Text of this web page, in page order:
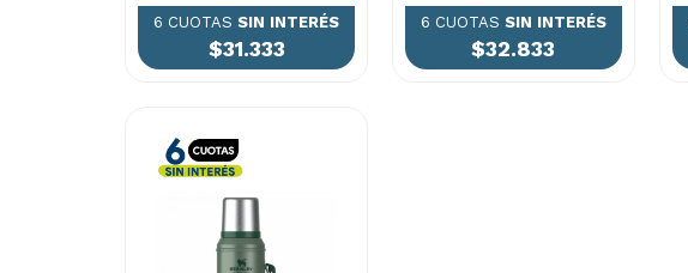
6 CUOTASSIN INTERÉS
$31.333
6 CUOTAS SIN INTERÉS
$32.833